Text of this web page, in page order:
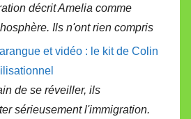
décrit Amelia comme
Ils n'ont rien compris
et vidéo : le kit de Colin
de se réveiller, ils
sérieusement l'immigration.